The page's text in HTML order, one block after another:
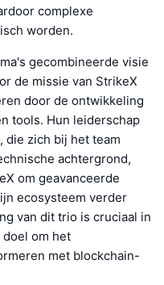
complexe
worden.
gecombineerde visie
de missie van StrikeX
door de ontwikkeling
tools. Hun leiderschap
die zich bij het team
achtergrond,
om geavanceerde
ecosysteem verder
van dit trio is cruciaal in
om het
met blockchain-